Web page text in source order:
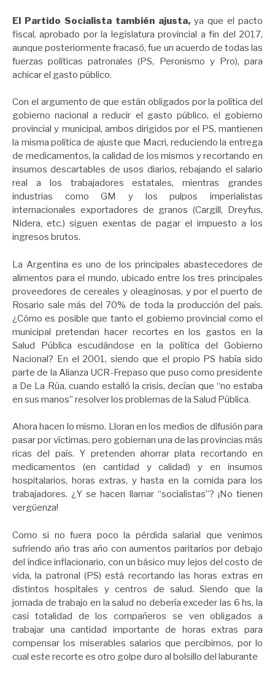
El Partido Socialista también ajusta, ya que el pacto
fiscal, aprobado por la legislatura provincial a fin del 2017,
aunque posteriormente fracasó, fue un acuerdo de todas las
fuerzas políticas patronales (PS, Peronismo y Pro), para
achicar el gasto público.
Con el argumento de que están obligados por la política del
gobierno nacional a reducir el gasto público, el gobierno
provincial y municipal, ambos dirigidos por el PS, mantienen
la misma política de ajuste que Macri, reduciendo la entrega
de medicamentos, la calidad de los mismos y recortando en
insumos descartables de usos diarios, rebajando el salario
real a los trabajadores estatales, mientras grandes
industrias como GM y los pulpos imperialistas
internacionales exportadores de granos (Cargill, Dreyfus,
Nidera, etc.) siguen exentas de pagar el impuesto a los
ingresos brutos.
La Argentina es uno de los principales abastecedores de
alimentos para el mundo, ubicado entre los tres principales
proveedores de cereales y oleaginosas, y por el puerto de
Rosario sale más del 70% de toda la producción del país.
¿Cómo es posible que tanto el gobierno provincial como el
municipal pretendan hacer recortes en los gastos en la
Salud Pública escudándose en la política del Gobierno
Nacional? En el 2001, siendo que el propio PS había sido
parte de la Alianza UCR-Frepaso que puso como presidente
a De La Rúa, cuando estalló la crisis, decían que “no estaba
en sus manos” resolver los problemas de la Salud Pública.
Ahora hacen lo mismo. Lloran en los medios de difusión para
pasar por víctimas, pero gobiernan una de las provincias más
ricas del país. Y pretenden ahorrar plata recortando en
medicamentos (en cantidad y calidad) y en insumos
hospitalarios, horas extras, y hasta en la comida para los
trabajadores. ¿Y se hacen llamar “socialistas”? ¡No tienen
vergüenza!
Como si no fuera poco la pérdida salarial que venimos
sufriendo año tras año con aumentos paritarios por debajo
del índice inflacionario, con un básico muy lejos del costo de
vida, la patronal (PS) está recortando las horas extras en
distintos hospitales y centros de salud. Siendo que la
jornada de trabajo en la salud no debería exceder las 6 hs, la
casi totalidad de los compañeros se ven obligados a
trabajar una cantidad importante de horas extras para
compensar los miserables salarios que percibimos, por lo
cual este recorte es otro golpe duro al bolsillo del laburante